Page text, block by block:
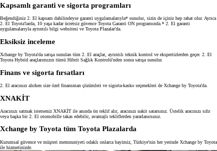
Kapsamlı garanti ve sigorta programları
Beğendiğiniz 2. El kapsam dahilindeyse garanti uygulamalarıyla* sunulur, sizin de içiniz hep rahat olur. Ayrıca
2. El Toyota'larda, 10 yaşa kadar ücretsiz güvence Toyota Garanti ON programında.* 2. El garanti
uygulamalarıyla ayrıntılı bilgi websitesi ve Toyota Plazalar'da.
Eksiksiz inceleme
Xchange by Toyota'da satışa sunulan tüm 2. El araçlar, ayrıntılı teknik kontrol ve ekspertizlerden geçer. 2. El
Toyota Hybrid araçlarımızın tümü Hibrit Sağlık Kontrolü'nden sonra satışa sunulur.
Finans ve sigorta fırsatları
2. El aracınızı alırken size özel finansman çözümleri ve sigorta-kasko seçenekleri de Xchange by Toyota'da.
XNAKİT
Aracınızı satmak isterseniz XNAKİT ile anında ön teklif alır, aracınızı nakit satarsınız. Üstelik aracınızı sıfır
veya başka bir 2. El otomobille takas edebilir, avantajlı tekliflerden yararlanırsınız.
Xchange by Toyota tüm Toyota Plazalarda
Kurumsal güvence ve müşteri memnuniyeti odaklı onlarca bayimiz, Türkiye'nin her yerinde Xchange by Toyota
ile hizmetinizde.